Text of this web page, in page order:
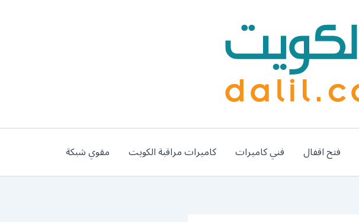
فتح اقفال فني كاميرات كاميرات مراقبة الكويت مقوي شبكة